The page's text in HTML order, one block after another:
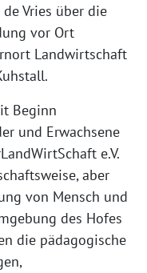
Vries über die
vor Ort
Landwirtschaft
Beginn
und Erwachsene
e.V.
aber
von Mensch und
des Hofes
die pädagogische